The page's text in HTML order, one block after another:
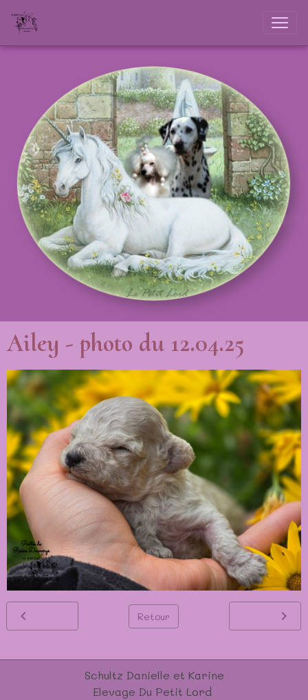
Ailey - photo du 12.04.25
Retour
Schultz Danielle et Karine
Elevage Du Petit Lord